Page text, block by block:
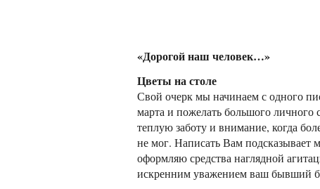
«Дорогой наш человек…»
Цветы на столе
Свой очерк мы начинаем с одного
марта и пожелать большого личного
теплую заботу и внимание, когда
не мог. Написать Вам подсказывает
оформляю средства наглядной
искренним уважением ваш бывший